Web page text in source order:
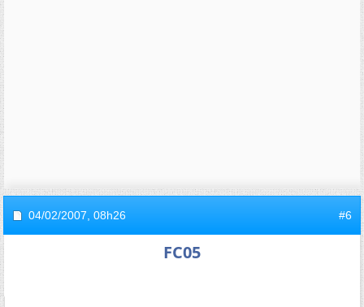
04/02/2007, 08h26 #6
FC05